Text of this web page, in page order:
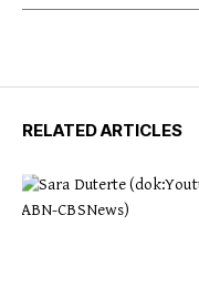
RELATED ARTICLES